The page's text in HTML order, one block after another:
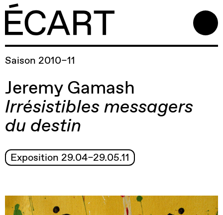
Saison 2010–11
Jeremy Gamash
Irrésistibles messagers
du destin
Exposition 29.04–29.05.11